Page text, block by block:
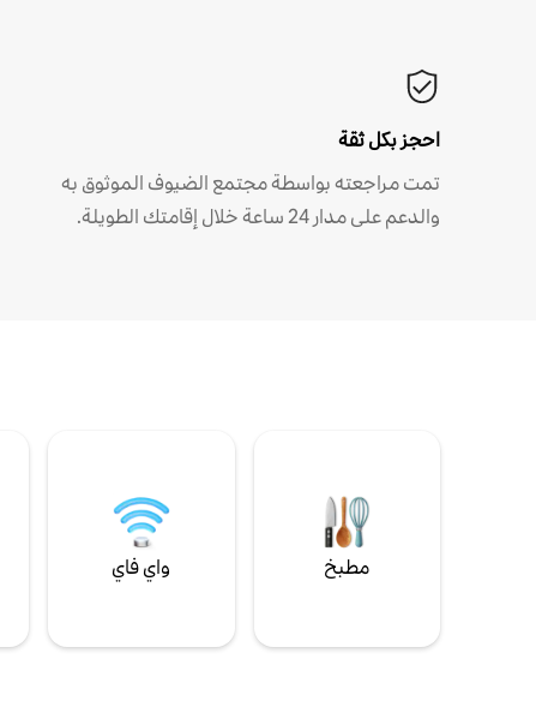
احجز بكل ثقة
تمت مراجعته بواسطة مجتمع الضيوف الموثوق به
والدعم على مدار 24 ساعة خلال إقامتك الطويلة.
مطبخ واي فاي